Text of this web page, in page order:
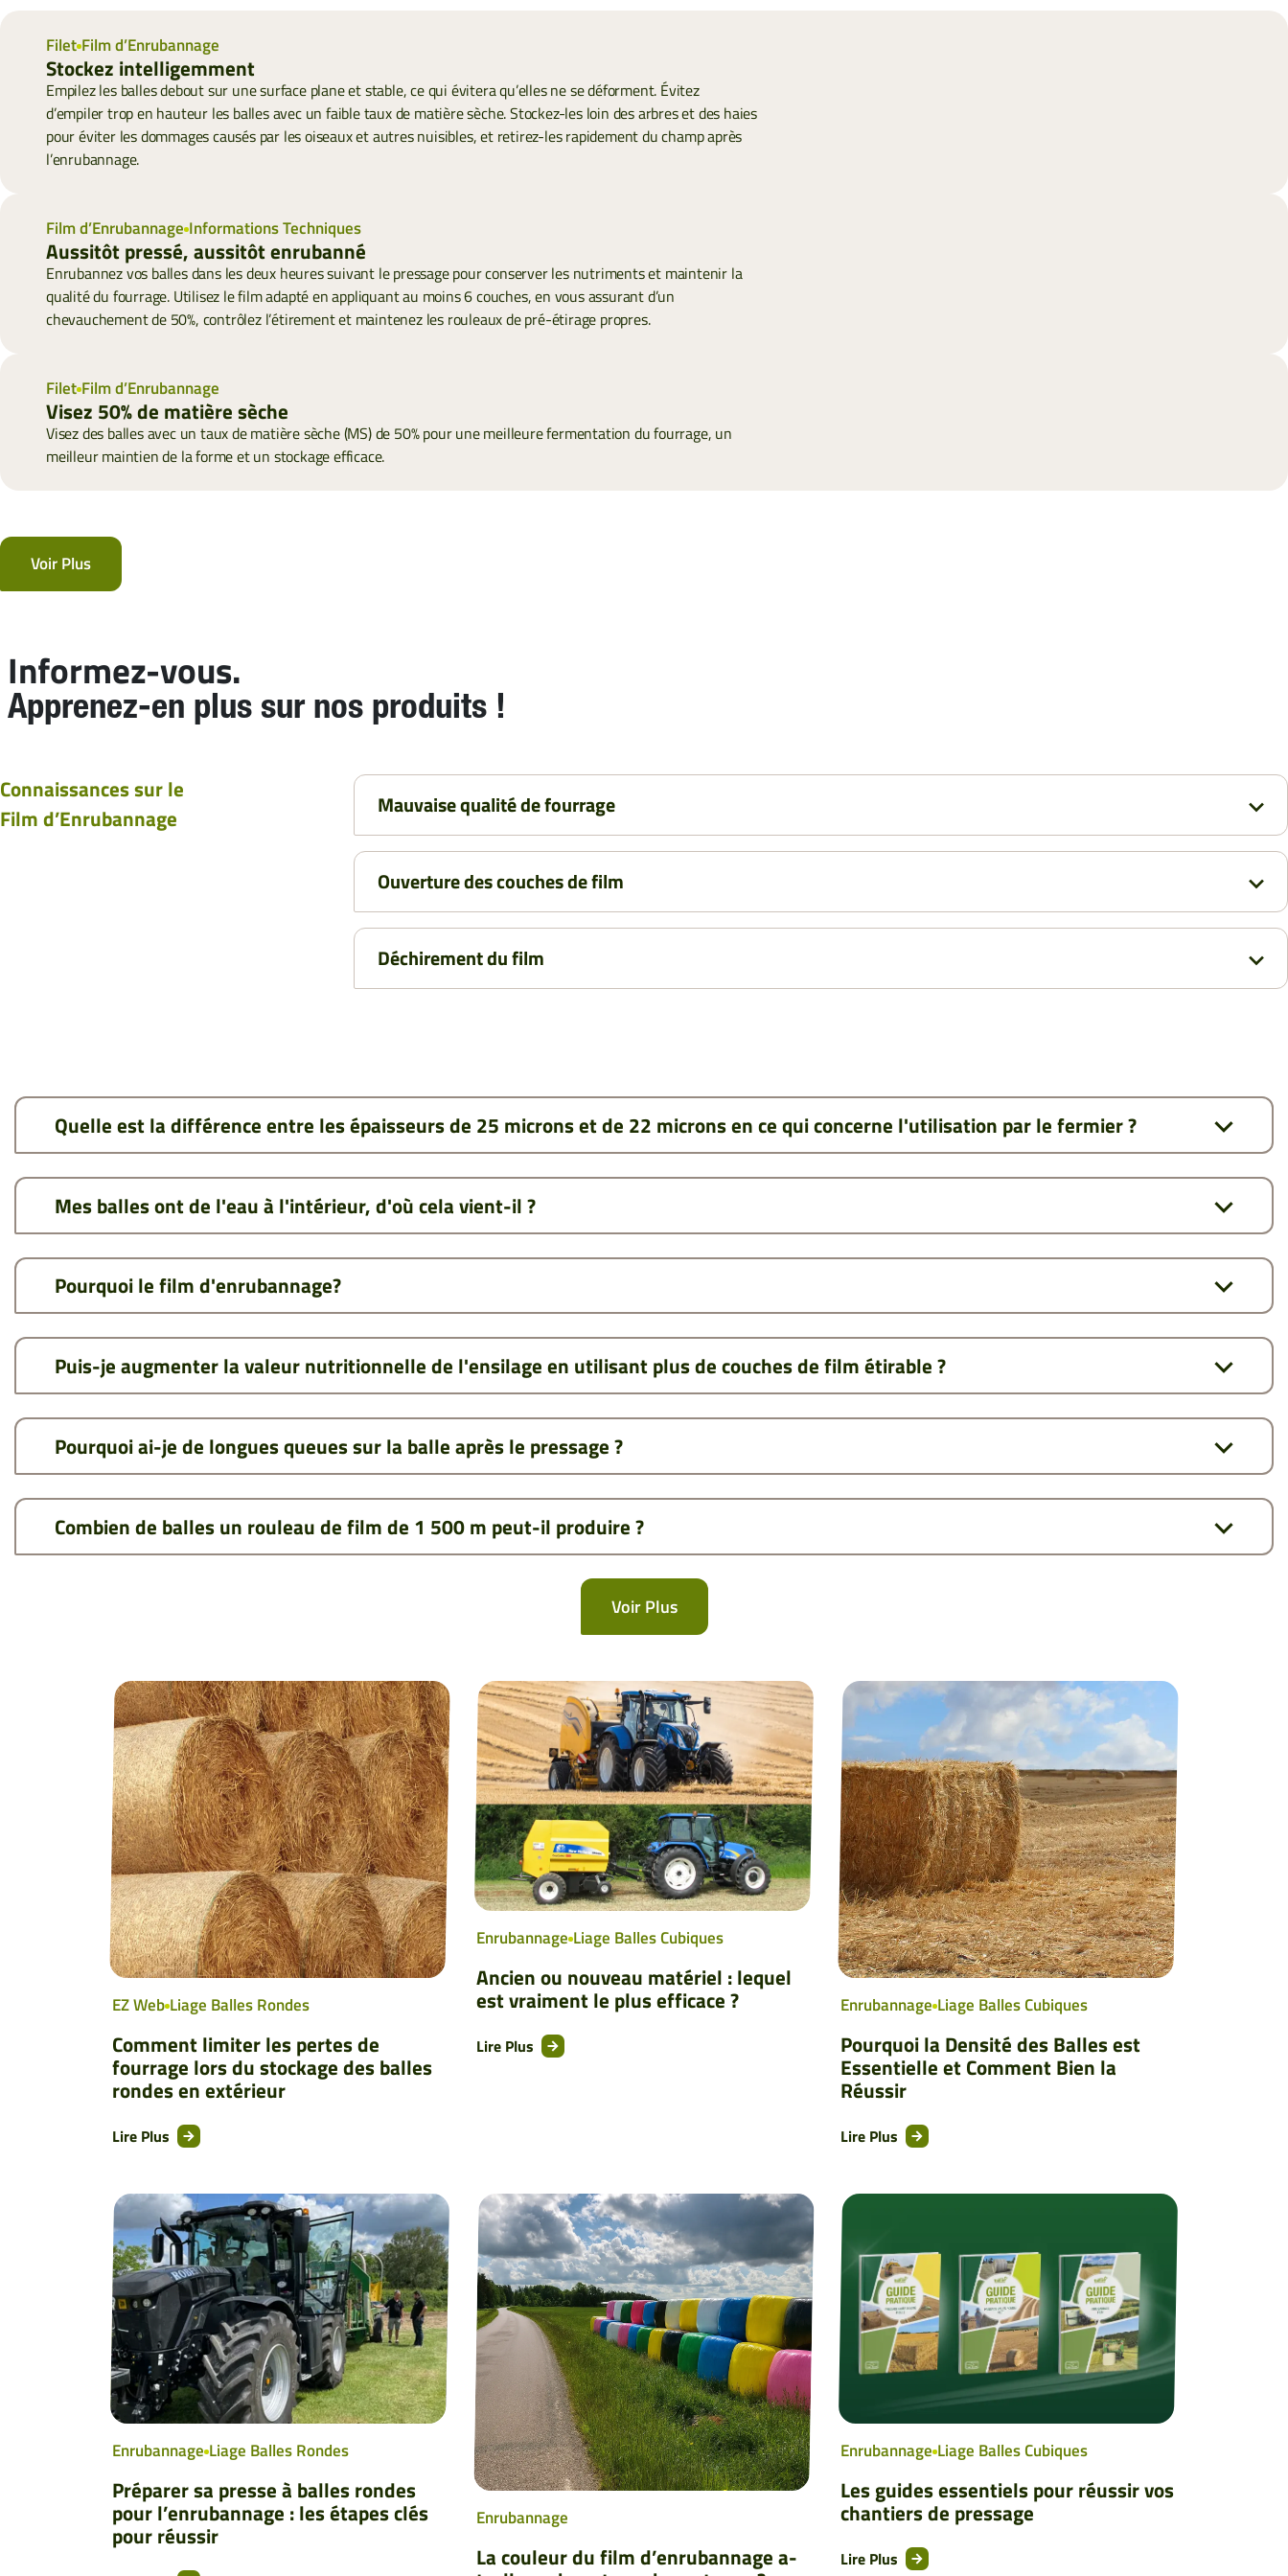
Filet Film d’Enrubannage
Stockez intelligemment
Empilez les balles debout sur une surface plane et stable, ce qui évitera qu’elles ne se déforment. Évitez
d’empiler trop en hauteur les balles avec un faible taux de matière sèche. Stockez-les loin des arbres et des haies
pour éviter les dommages causés par les oiseaux et autres nuisibles, et retirez-les rapidement du champ après
l’enrubannage.
Film d’Enrubannage Informations Techniques
Aussitôt pressé, aussitôt enrubanné
Enrubannez vos balles dans les deux heures suivant le pressage pour conserver les nutriments et maintenir la
qualité du fourrage. Utilisez le film adapté en appliquant au moins 6 couches, en vous assurant d’un
chevauchement de 50%, contrôlez l’étirement et maintenez les rouleaux de pré-étirage propres.
Filet Film d’Enrubannage
Visez 50% de matière sèche
Visez des balles avec un taux de matière sèche (MS) de 50% pour une meilleure fermentation du fourrage, un
meilleur maintien de la forme et un stockage efficace.
Voir Plus
Informez-vous.
Apprenez-en plus sur nos produits !
Connaissances sur le
Film d’Enrubannage
Mauvaise qualité de fourrage
Ouverture des couches de film
Déchirement du film
Quelle est la différence entre les épaisseurs de 25 microns et de 22 microns en ce qui concerne l'utilisation par le fermier ?
Mes balles ont de l'eau à l'intérieur, d'où cela vient-il ?
Pourquoi le film d'enrubannage?
Puis-je augmenter la valeur nutritionnelle de l'ensilage en utilisant plus de couches de film étirable ?
Pourquoi ai-je de longues queues sur la balle après le pressage ?
Combien de balles un rouleau de film de 1 500 m peut-il produire ?
Voir Plus
EZ Web Liage Balles Rondes
Comment limiter les pertes de
fourrage lors du stockage des balles
rondes en extérieur
Lire Plus
Enrubannage Liage Balles Cubiques
Ancien ou nouveau matériel : lequel
est vraiment le plus efficace ?
Lire Plus
Enrubannage Liage Balles Cubiques
Pourquoi la Densité des Balles est
Essentielle et Comment Bien la
Réussir
Lire Plus
Enrubannage Liage Balles Rondes
Préparer sa presse à balles rondes
pour l’enrubannage : les étapes clés
pour réussir
Enrubannage
La couleur du film d’enrubannage a-
Enrubannage Liage Balles Cubiques
Les guides essentiels pour réussir vos
chantiers de pressage
Lire Plus